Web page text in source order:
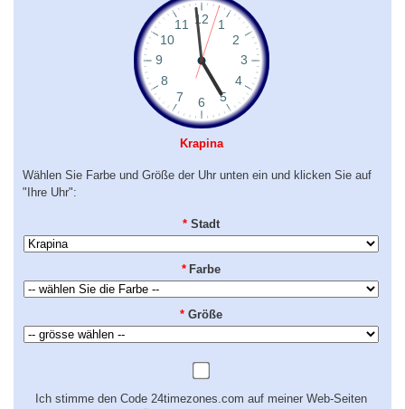
Krapina
Wählen Sie Farbe und Größe der Uhr unten ein und klicken Sie auf
"Ihre Uhr":
* Stadt
* Farbe
* Größe
Ich stimme den Code 24timezones.com auf meiner Web-Seiten